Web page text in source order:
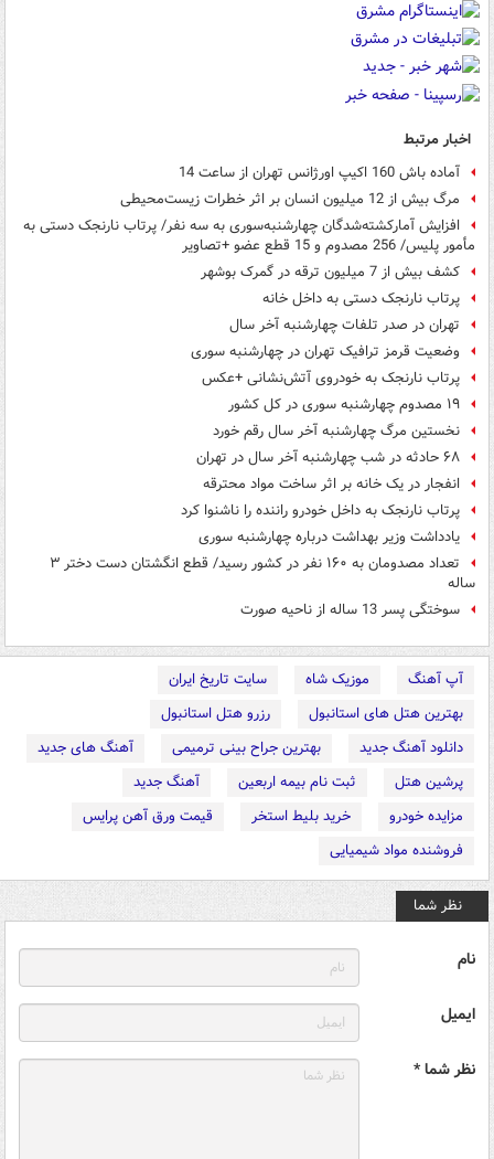
اخبار مرتبط
آماده باش 160 اکیپ اورژانس تهران از ساعت 14
مرگ بیش از 12 میلیون انسان بر اثر خطرات زیست‌محیطی
افزایش آمارکشته‌شدگان چهارشنبه‌سوری به سه نفر/ پرتاب نارنجک دستی به
مأمور پلیس/ 256 مصدوم و 15 قطع عضو +تصاویر
کشف بیش از 7 میلیون ترقه در گمرک بوشهر
پرتاب نارنجک دستی به داخل خانه
تهران در صدر تلفات چهارشنبه آخر سال
وضعیت قرمز ترافیک تهران در چهارشنبه سوری
پرتاب نارنجک به خودروی آتش‌نشانی +عکس
۱۹ مصدوم چهارشنبه سوری در کل کشور
نخستین مرگ چهارشنبه آخر سال رقم خورد
۶۸ حادثه در شب چهارشنبه آخر سال در تهران
انفجار در یک خانه بر اثر ساخت مواد محترقه
پرتاب نارنجک به داخل خودرو راننده را ناشنوا کرد
یادداشت وزیر بهداشت درباره چهارشنبه سوری
تعداد مصدومان به ۱۶۰ نفر در کشور رسید/ قطع انگشتان دست دختر ۳
ساله
سوختگی پسر 13 ساله از ناحیه صورت
آپ آهنگ موزیک شاه
سایت تاریخ ایران
بهترین هتل های استانبول
رزرو هتل استانبول
دانلود آهنگ جدید
بهترین جراح بینی ترمیمی
آهنگ های جدید
پرشین هتل
ثبت نام بیمه اربعین
آهنگ جدید
مزایده خودرو
خرید بلیط استخر
قیمت ورق آهن پرایس
فروشنده مواد شیمیایی
نظر شما
نام
ایمیل
نظر شما *